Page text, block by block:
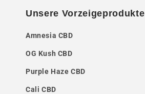
Unsere Vorzeigeprodukte
Amnesia CBD
OG Kush CBD
Purple Haze CBD
Cali CBD